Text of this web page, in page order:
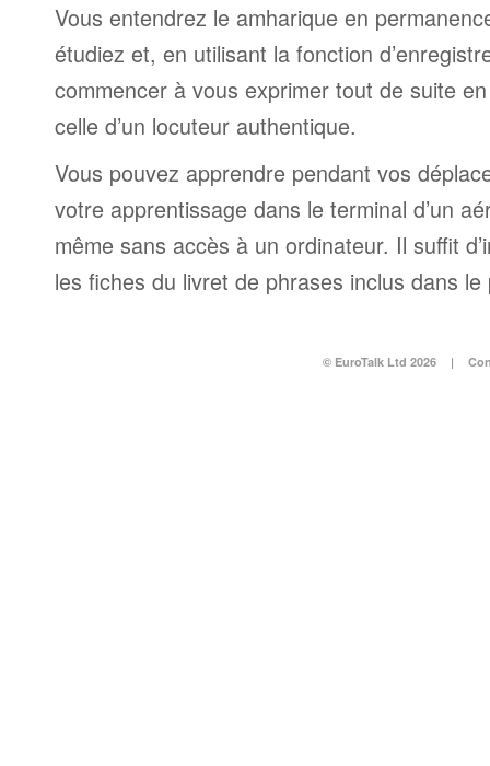
Vous entendrez le amharique en
étudiez et, en utilisant la fonction
commencer à vous exprimer tout de suite
celle d’un locuteur authentique.
Vous pouvez apprendre pendant vos
votre apprentissage dans le terminal d’un
même sans accès à un ordinateur. Il suffit
les fiches du livret de phrases inclus dans le
© EuroTalk Ltd 2026 |